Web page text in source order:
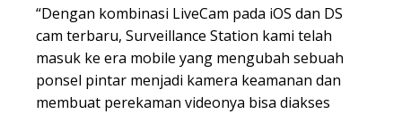
“Dengan kombinasi LiveCam pada iOS dan DS
cam terbaru, Surveillance Station kami telah
masuk ke era mobile yang mengubah sebuah
ponsel pintar menjadi kamera keamanan dan
membuat perekaman videonya bisa diakses